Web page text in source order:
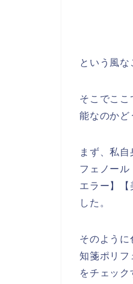
という風な
そこでこ
能なのかど
まず、私
フェノー
エラー】
した。
そのよう
知箋ポリフ
をチェック